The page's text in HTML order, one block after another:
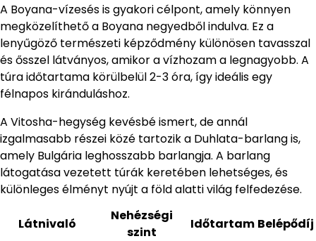
A Boyana-vízesés is gyakori célpont, amely könnyen
megközelíthető a Boyana negyedből indulva. Ez a
lenyűgöző természeti képződmény különösen tavasszal
és ősszel látványos, amikor a vízhozam a legnagyobb. A
túra időtartama körülbelül 2-3 óra, így ideális egy
félnapos kiránduláshoz.
A Vitosha-hegység kevésbé ismert, de annál
izgalmasabb részei közé tartozik a Duhlata-barlang is,
amely Bulgária leghosszabb barlangja. A barlang
látogatása vezetett túrák keretében lehetséges, és
különleges élményt nyújt a föld alatti világ felfedezése.
Látnivaló
Nehézségi
szint
Időtartam Belépődíj